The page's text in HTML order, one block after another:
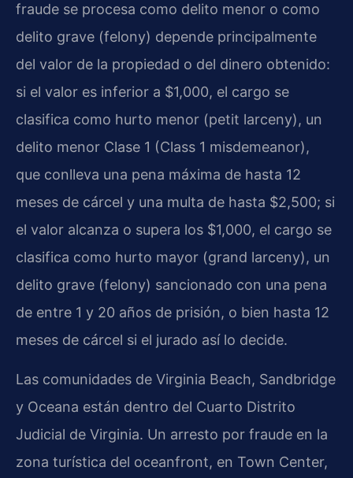
fraude se procesa como delito menor o como
delito grave (felony) depende principalmente
del valor de la propiedad o del dinero obtenido:
si el valor es inferior a $1,000, el cargo se
clasifica como hurto menor (petit larceny), un
delito menor Clase 1 (Class 1 misdemeanor),
que conlleva una pena máxima de hasta 12
meses de cárcel y una multa de hasta $2,500; si
el valor alcanza o supera los $1,000, el cargo se
clasifica como hurto mayor (grand larceny), un
delito grave (felony) sancionado con una pena
de entre 1 y 20 años de prisión, o bien hasta 12
meses de cárcel si el jurado así lo decide.
Las comunidades de Virginia Beach, Sandbridge
y Oceana están dentro del Cuarto Distrito
Judicial de Virginia. Un arresto por fraude en la
zona turística del oceanfront, en Town Center,